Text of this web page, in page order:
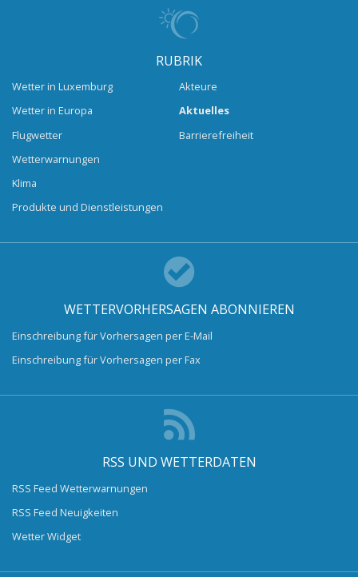
RUBRIK
Wetter in Luxemburg
Wetter in Europa
Flugwetter
Wetterwarnungen
Klima
Produkte und Dienstleistungen
Akteure
Aktuelles
Barrierefreiheit
WETTERVORHERSAGEN ABONNIEREN
Einschreibung für Vorhersagen per E-Mail
Einschreibung für Vorhersagen per Fax
RSS UND WETTERDATEN
RSS Feed Wetterwarnungen
RSS Feed Neuigkeiten
Wetter Widget